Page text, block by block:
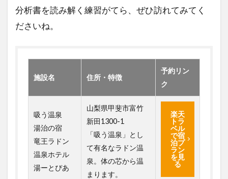
分析書を読み解く練習がてら、ぜひ訪れてみてく
ださいね。
施設名 住所・特徴
予約リン
ク
吸う温泉
湯治の宿
竜王ラドン
温泉ホテル
湯ーとぴあ
山梨県甲斐市富竹
新田1300-1
「吸う温泉」とし
て有名なラドン温
泉。体の芯から温
まります。
楽天
トラ
ベル
で宿
泊プ
ラン
を見
る